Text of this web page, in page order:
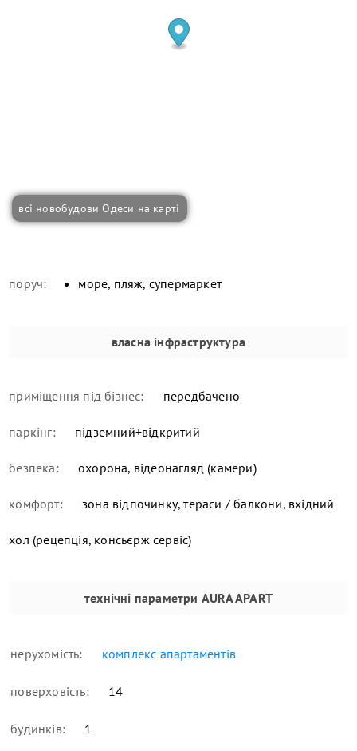
всі новобудови Одеси на карті
поруч: море, пляж, супермаркет
власна інфраструктура
приміщення під бізнес: передбачено
паркінг: підземний+відкритий
безпека: охорона, відеонагляд (камери)
комфорт: зона відпочинку, тераси / балкони, вхідний
хол (рецепція, консьєрж сервіс)
технічні параметри AURA APART
нерухомість: комплекс апартаментів
поверховість: 14
будинків: 1